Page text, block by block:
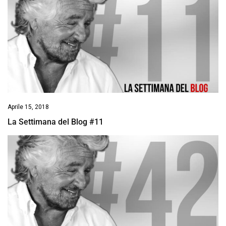
Aprile 15, 2018
La Settimana del Blog #11